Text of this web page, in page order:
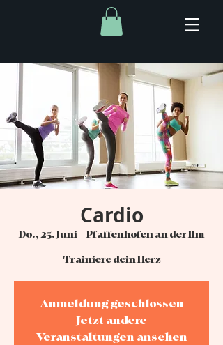
Cardio
Do., 25. Juni
  |
Pfaffenhofen an der Ilm
Trainiere dein Herz
Anmeldung geschlossen
Jetzt andere
Veranstaltungen ansehen